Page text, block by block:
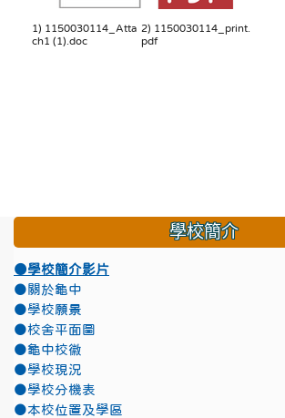
1) 1150030114_Atta
ch1 (1).doc
2) 1150030114_print.
pdf
學校簡介
●學校簡介影片
●關於龜中
●學校願景
●校舍平面圖
●龜中校徽
●學校現況
●學校分機表
●本校位置及學區